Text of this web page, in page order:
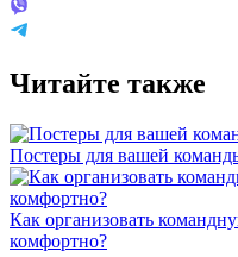
Читайте также
Постеры для вашей
Как организовать
комфортно?